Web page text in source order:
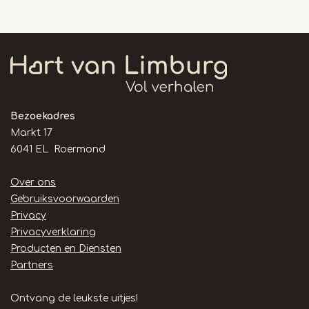
Bezoekadres
Markt 17
6041 EL Roermond
Handige
links
Over ons
Gebruiksvoorwaarden
Privacy
Privacyverklaring
Producten en Diensten
Partners
Ontvang de leukste uitjes!